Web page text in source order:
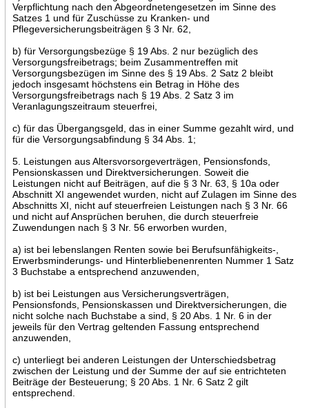
Verpflichtung nach den Abgeordnetengesetzen im Sinne des
Satzes 1 und für Zuschüsse zu Kranken- und
Pflegeversicherungsbeiträgen § 3 Nr. 62,
b) für Versorgungsbezüge § 19 Abs. 2 nur bezüglich des
Versorgungsfreibetrags; beim Zusammentreffen mit
Versorgungsbezügen im Sinne des § 19 Abs. 2 Satz 2 bleibt
jedoch insgesamt höchstens ein Betrag in Höhe des
Versorgungsfreibetrags nach § 19 Abs. 2 Satz 3 im
Veranlagungszeitraum steuerfrei,
c) für das Übergangsgeld, das in einer Summe gezahlt wird, und
für die Versorgungsabfindung § 34 Abs. 1;
5. Leistungen aus Altersvorsorgeverträgen, Pensionsfonds,
Pensionskassen und Direktversicherungen. Soweit die
Leistungen nicht auf Beiträgen, auf die § 3 Nr. 63, § 10a oder
Abschnitt XI angewendet wurden, nicht auf Zulagen im Sinne des
Abschnitts XI, nicht auf steuerfreien Leistungen nach § 3 Nr. 66
und nicht auf Ansprüchen beruhen, die durch steuerfreie
Zuwendungen nach § 3 Nr. 56 erworben wurden,
a) ist bei lebenslangen Renten sowie bei Berufsunfähigkeits-,
Erwerbsminderungs- und Hinterbliebenenrenten Nummer 1 Satz
3 Buchstabe a entsprechend anzuwenden,
b) ist bei Leistungen aus Versicherungsverträgen,
Pensionsfonds, Pensionskassen und Direktversicherungen, die
nicht solche nach Buchstabe a sind, § 20 Abs. 1 Nr. 6 in der
jeweils für den Vertrag geltenden Fassung entsprechend
anzuwenden,
c) unterliegt bei anderen Leistungen der Unterschiedsbetrag
zwischen der Leistung und der Summe der auf sie entrichteten
Beiträge der Besteuerung; § 20 Abs. 1 Nr. 6 Satz 2 gilt
entsprechend.